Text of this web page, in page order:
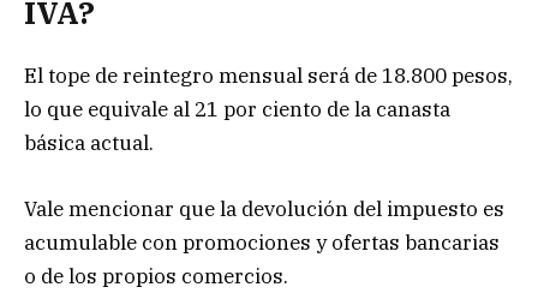
IVA?
El tope de reintegro mensual será de 18.800 pesos,
lo que equivale al 21 por ciento de la canasta
básica actual.
Vale mencionar que la devolución del impuesto es
acumulable con promociones y ofertas bancarias
o de los propios comercios.